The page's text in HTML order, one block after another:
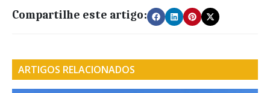
Compartilhe este artigo:
ARTIGOS RELACIONADOS